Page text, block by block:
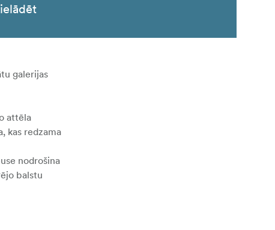
galerijas
attēla
kas redzama
nodrošina
balstu